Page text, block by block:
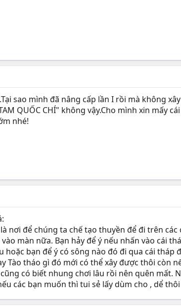
sao mình đã nâng cấp lần I rồi mà không
QUỐC CHÍ" không vậy.Cho mình xin mấy
nhé!
nơi để chúng ta chế tạo thuyền để đi trên
màn nữa. Bạn hảy để ý nếu nhấn vào cái
hoặc bạn để ý có sông nào đó đi qua cái tháp
Tào tháo gì đó mới có thể xây được thôi còn
có biết nhung chơi lâu rồi nên quên
các bạn muốn thì tui sẻ lấy dùm cho , dể thôi